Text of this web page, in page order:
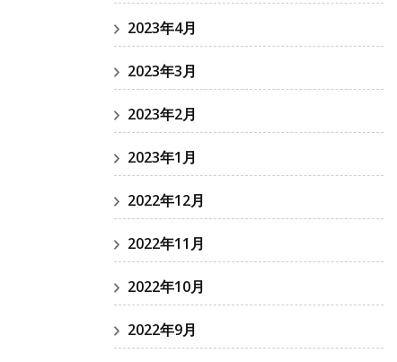
2023年4月
2023年3月
2023年2月
2023年1月
2022年12月
2022年11月
2022年10月
2022年9月